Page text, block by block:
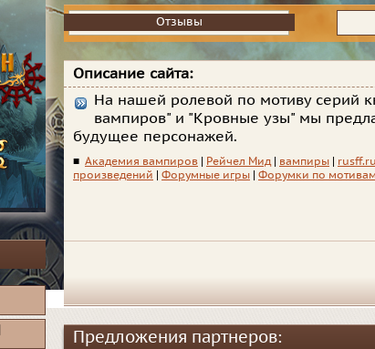
Отзывы
Отзывы
Описание сайта:
На нашей ролевой по мотиву серий
вампиров" и "Кровные узы" мы
будущее персонажей.
■ Академия вампиров Рейчел Мид| вампиры rusff.ru
произведений
Форумные игры Форумки по мотивам
Предложения партнеров: